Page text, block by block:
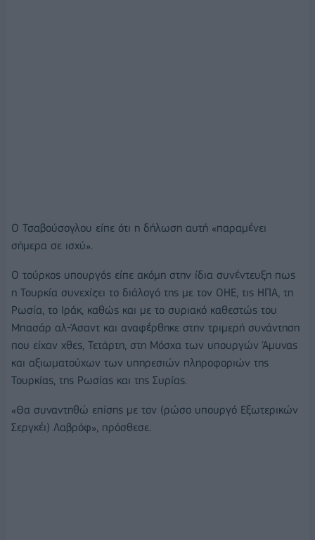
Ο Τσαβούσογλου είπε ότι η δήλωση αυτή «παραμένει
σήμερα σε ισχύ».
Ο τούρκος υπουργός είπε ακόμη στην ίδια συνέντευξη πως
η Τουρκία συνεχίζει το διάλογό της με τον ΟΗΕ, τις ΗΠΑ, τη
Ρωσία, το Ιράκ, καθώς και με το συριακό καθεστώς του
Μπασάρ αλ-Άσαντ και αναφέρθηκε στην τριμερή συνάντηση
που είχαν χθες, Τετάρτη, στη Μόσχα των υπουργών Άμυνας
και αξιωματούχων των υπηρεσιών πληροφοριών της
Τουρκίας, της Ρωσίας και της Συρίας.
«Θα συναντηθώ επίσης με τον (ρώσο υπουργό Εξωτερικών
Σεργκέι) Λαβρόφ», πρόσθεσε.